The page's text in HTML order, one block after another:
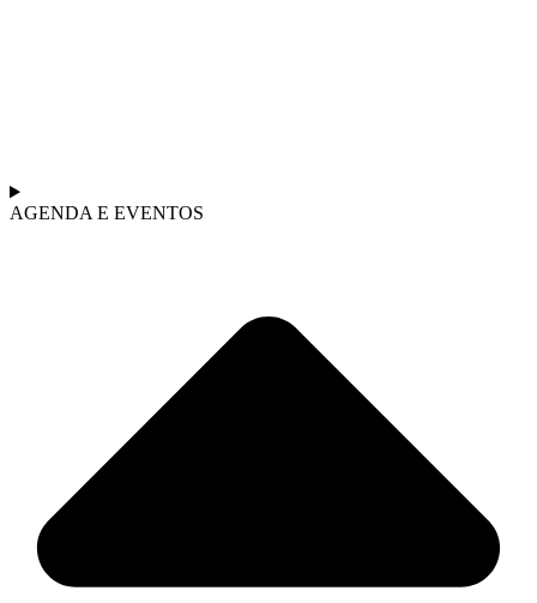
AGENDA E EVENTOS